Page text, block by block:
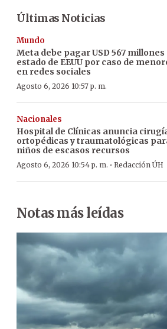
Últimas Noticias
Mundo
Meta debe pagar USD 567 millones
estado de EEUU por caso de
en redes sociales
Agosto 6, 2026 10:57 p. m.
Nacionales
Hospital de Clínicas anuncia
ortopédicas y traumatológicas
niños de escasos recursos
Agosto 6, 2026 10:54 p. m. · Redacción ÚH
Notas más leídas